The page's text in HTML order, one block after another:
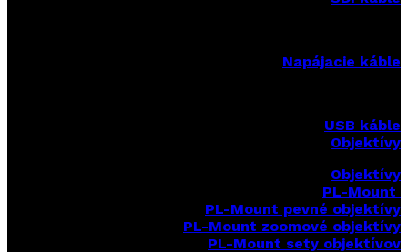
Napájacie káble
USB káble
Objektívy
Objektívy
PL-Mount
PL-Mount pevné objektívy
PL-Mount zoomové objektívy
PL-Mount sety objektívov